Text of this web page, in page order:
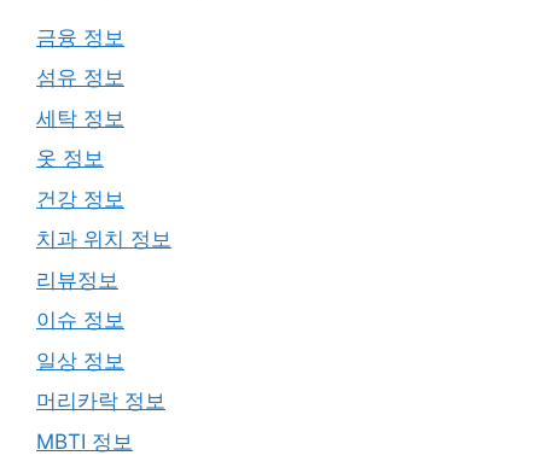
금융 정보
섬유 정보
세탁 정보
옷 정보
건강 정보
치과 위치 정보
리뷰정보
이슈 정보
일상 정보
머리카락 정보
MBTI 정보